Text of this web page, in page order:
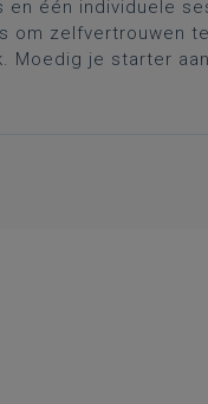
één individuele
om zelfvertrouwen
Moedig je starter